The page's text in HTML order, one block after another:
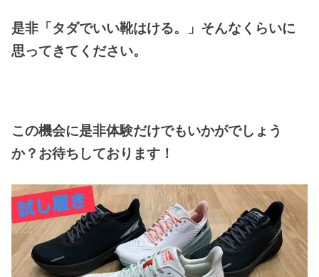
是非「タダでいい靴はける。」そんなくらいに
思ってきてください。
この機会に是非体験だけでもいかがでしょう
か？お待ちしております！